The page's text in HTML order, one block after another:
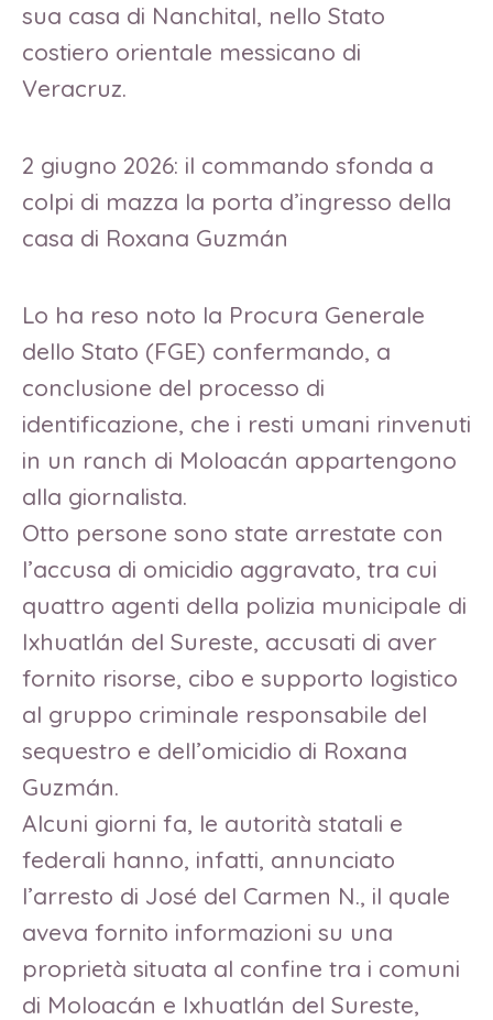
sua casa di Nanchital, nello Stato
costiero orientale messicano di
Veracruz.
2 giugno 2026: il commando sfonda a
colpi di mazza la porta d’ingresso della
casa di Roxana Guzmán
Lo ha reso noto la Procura Generale
dello Stato (FGE) confermando, a
conclusione del processo di
identificazione, che i resti umani rinvenuti
in un ranch di Moloacán appartengono
alla giornalista.
Otto persone sono state arrestate con
l’accusa di omicidio aggravato, tra cui
quattro agenti della polizia municipale di
Ixhuatlán del Sureste, accusati di aver
fornito risorse, cibo e supporto logistico
al gruppo criminale responsabile del
sequestro e dell’omicidio di Roxana
Guzmán.
Alcuni giorni fa, le autorità statali e
federali hanno, infatti, annunciato
l’arresto di José del Carmen N., il quale
aveva fornito informazioni su una
proprietà situata al confine tra i comuni
di Moloacán e Ixhuatlán del Sureste,